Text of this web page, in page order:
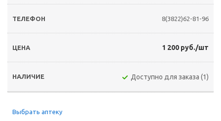
8(3822)62-81-96
1 200 руб./шт
Доступно для заказа (1)
Выбрать аптеку